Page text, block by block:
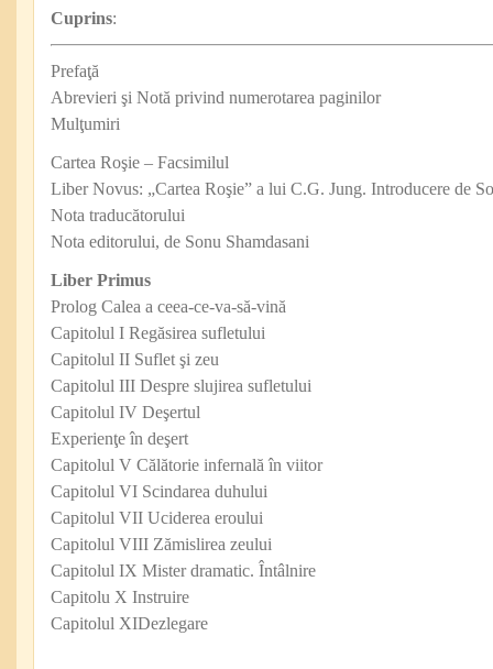
Cuprins:
Prefaţă
Abrevieri şi Notă privind numerotarea paginilor
Mulţumiri
Cartea Roşie – Facsimilul
Liber Novus: „Cartea Roşie” a lui C.G. Jung. Introducere de
Nota traducătorului
Nota editorului, de Sonu Shamdasani
Liber Primus
Prolog Calea a ceea-ce-va-să-vină
Capitolul I Regăsirea sufletului
Capitolul II Suflet şi zeu
Capitolul III Despre slujirea sufletului
Capitolul IV Deşertul
Experienţe în deşert
Capitolul V Călătorie infernală în viitor
Capitolul VI Scindarea duhului
Capitolul VII Uciderea eroului
Capitolul VIII Zămislirea zeului
Capitolul IX Mister dramatic. Întâlnire
Capitolu X Instruire
Capitolul XIDezlegare